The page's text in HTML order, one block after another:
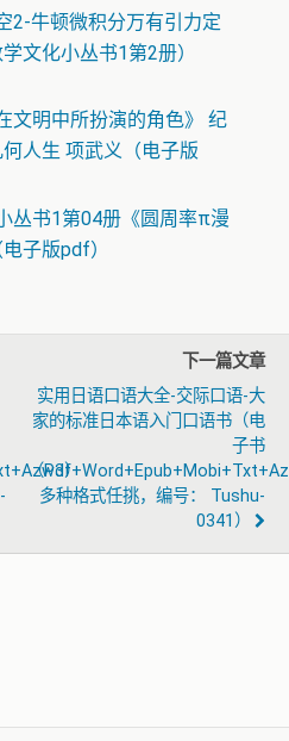
2-牛顿微积分万有引力定
文化小丛书1第2册）
文明中所扮演的角色》 纪
人生 项武义（电子版
丛书1第04册《圆周率π漫
子版pdf）
）
下一篇文章
实用日语口语大全-交际口语-大
家的标准日本语入门口语书（电
子书
（
多种格式任挑，编号： Tushu-
0341）